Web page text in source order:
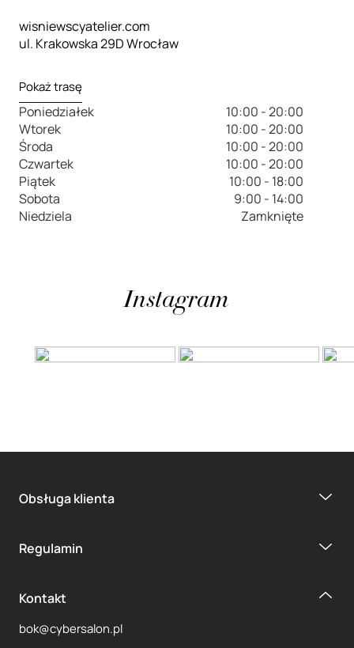
wisniewscyatelier.com
ul. Krakowska 29D Wrocław
Pokaż trasę
Poniedziałek
10:00 - 20:00
Wtorek
10:00 - 20:00
Środa
10:00 - 20:00
Czwartek
10:00 - 20:00
Piątek
10:00 - 18:00
Sobota
9:00 - 14:00
Niedziela
Zamknięte
Instagram
Obsługa klienta
Regulamin
Kontakt
bok@cybersalon.pl